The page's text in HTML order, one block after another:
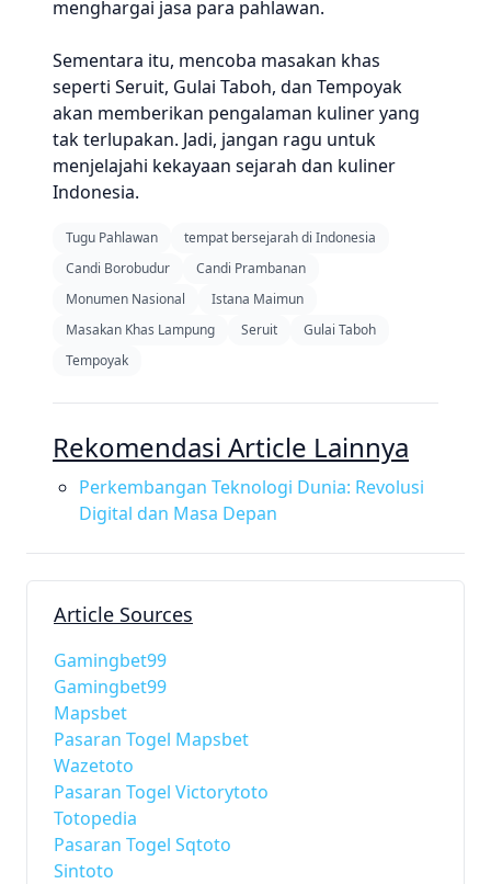
menghargai jasa para pahlawan.
Sementara itu, mencoba masakan khas
seperti Seruit, Gulai Taboh, dan Tempoyak
akan memberikan pengalaman kuliner yang
tak terlupakan. Jadi, jangan ragu untuk
menjelajahi kekayaan sejarah dan kuliner
Indonesia.
Tugu Pahlawan
tempat bersejarah di Indonesia
Candi Borobudur
Candi Prambanan
Monumen Nasional
Istana Maimun
Masakan Khas Lampung
Seruit
Gulai Taboh
Tempoyak
Rekomendasi Article Lainnya
Perkembangan Teknologi Dunia: Revolusi
Digital dan Masa Depan
Article Sources
Gamingbet99
Gamingbet99
Mapsbet
Pasaran Togel Mapsbet
Wazetoto
Pasaran Togel Victorytoto
Totopedia
Pasaran Togel Sqtoto
Sintoto